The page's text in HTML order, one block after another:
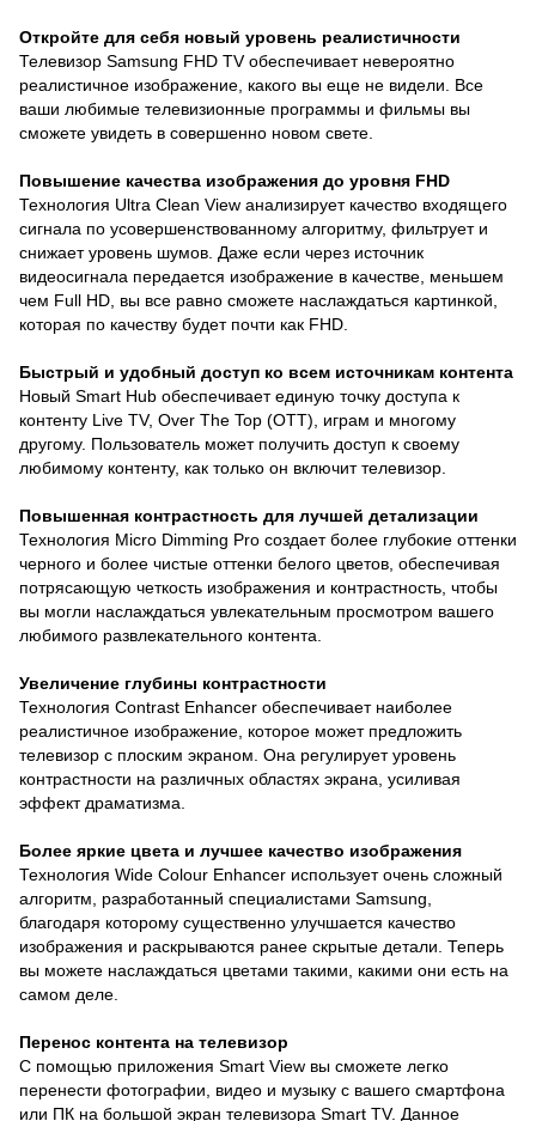
Откройте для себя новый уровень реалистичности
Телевизор Samsung FHD TV обеспечивает невероятно
реалистичное изображение, какого вы еще не видели. Все
ваши любимые телевизионные программы и фильмы вы
сможете увидеть в совершенно новом свете.
Повышение качества изображения до уровня FHD
Технология Ultra Clean View анализирует качество входящего
сигнала по усовершенствованному алгоритму, фильтрует и
снижает уровень шумов. Даже если через источник
видеосигнала передается изображение в качестве, меньшем
чем Full HD, вы все равно сможете наслаждаться картинкой,
которая по качеству будет почти как FHD.
Быстрый и удобный доступ ко всем источникам контента
Новый Smart Hub обеспечивает единую точку доступа к
контенту Live TV, Over The Top (OTT), играм и многому
другому. Пользователь может получить доступ к своему
любимому контенту, как только он включит телевизор.
Повышенная контрастность для лучшей детализации
Технология Micro Dimming Pro создает более глубокие оттенки
черного и более чистые оттенки белого цветов, обеспечивая
потрясающую четкость изображения и контрастность, чтобы
вы могли наслаждаться увлекательным просмотром вашего
любимого развлекательного контента.
Увеличение глубины контрастности
Технология Contrast Enhancer обеспечивает наиболее
реалистичное изображение, которое может предложить
телевизор с плоским экраном. Она регулирует уровень
контрастности на различных областях экрана, усиливая
эффект драматизма.
Более яркие цвета и лучшее качество изображения
Технология Wide Colour Enhancer использует очень сложный
алгоритм, разработанный специалистами Samsung,
благодаря которому существенно улучшается качество
изображения и раскрываются ранее скрытые детали. Теперь
вы можете наслаждаться цветами такими, какими они есть на
самом деле.
Перенос контента на телевизор
С помощью приложения Smart View вы сможете легко
перенести фотографии, видео и музыку с вашего смартфона
или ПК на большой экран телевизора Smart TV. Данное